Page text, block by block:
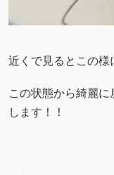
近くで見るとこの様
この状態から綺麗
します！！